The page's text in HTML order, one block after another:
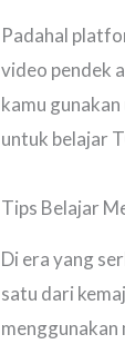
Padahal
video pendek
kamu
untuk belajar
Tips Belajar
Di era yang
satu dari